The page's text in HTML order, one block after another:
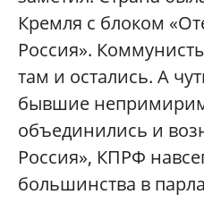
Кремля с блоком
Россия».
там и остались. А
бывшие
объединились и
Россия», КПРФ
большинства в